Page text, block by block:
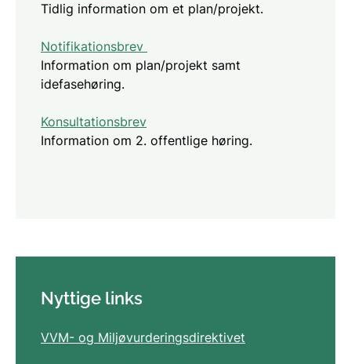
Tidlig information om et plan/projekt.
Notifikationsbrev
Information om plan/projekt samt
idefasehøring.
Konsultationsbrev
Information om 2. offentlige høring.
Nyttige links
VVM- og Miljøvurderingsdirektivet